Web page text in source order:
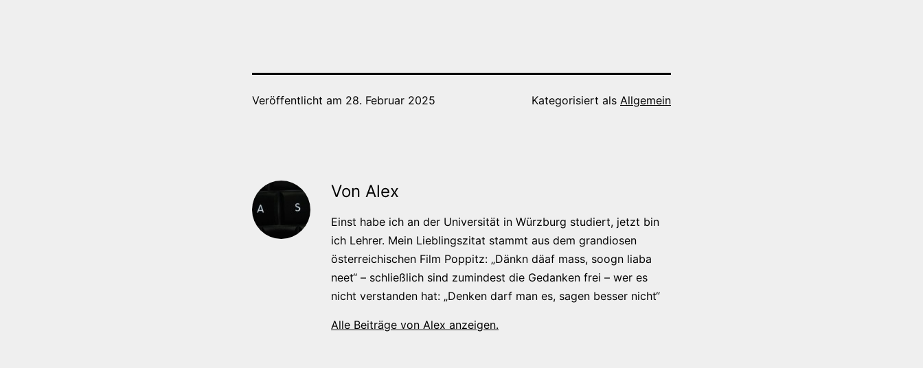
Veröffentlicht am 28. Februar 2025 Kategorisiert als Allgemein
Von Alex
Einst habe ich an der Universität in Würzburg studiert, jetzt bin
ich Lehrer. Mein Lieblingszitat stammt aus dem grandiosen
österreichischen Film Poppitz: „Dänkn däaf mass, soogn liaba
neet“ – schließlich sind zumindest die Gedanken frei – wer es
nicht verstanden hat: „Denken darf man es, sagen besser nicht“
Alle Beiträge von Alex anzeigen.